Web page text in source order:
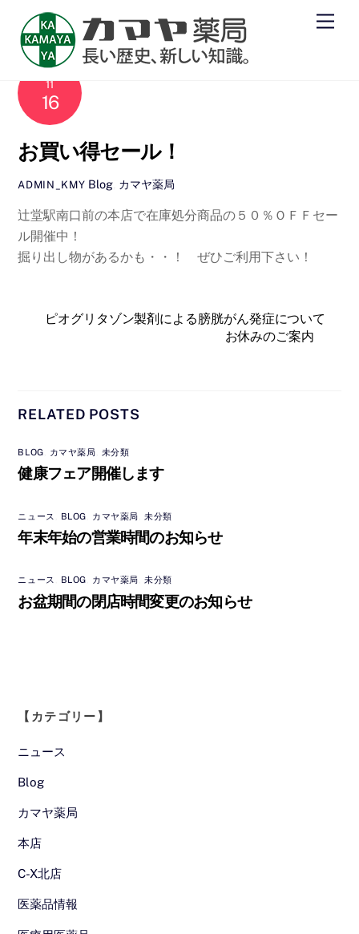
content
11
16
お買い得セール！
ADMIN_KMY Blog カマヤ薬局
辻堂駅南口前の本店で在庫処分商品の５０％ＯＦＦセー
ル開催中！
掘り出し物があるかも・・！ ぜひご利用下さい！
ピオグリタゾン製剤による膀胱がん発症について
お休みのご案内
RELATED POSTS
BLOG カマヤ薬局 未分類
健康フェア開催します
ニュース BLOG カマヤ薬局 ,未分類
年末年始の営業時間のお知らせ
ニュース BLOG カマヤ薬局 ,未分類
お盆期間の閉店時間変更のお知らせ
【カテゴリー】
ニュース
Blog
カマヤ薬局
本店
C-X北店
医薬品情報